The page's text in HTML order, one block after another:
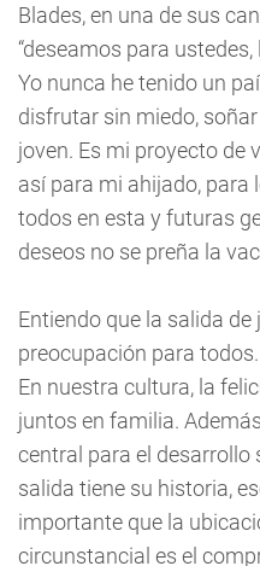
Blades, en una de sus
“deseamos para
Yo nunca he tenido un
disfrutar sin miedo,
joven. Es mi proyecto de
así para mi ahijado, para
todos en esta y futuras
deseos no se preña la
Entiendo que la salida
preocupación para
En nuestra cultura, la
juntos en familia.
central para el desarrollo
salida tiene su historia,
importante que la
circunstancial es el